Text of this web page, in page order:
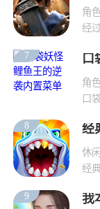
角
7 口
角
8 经
休
9 我